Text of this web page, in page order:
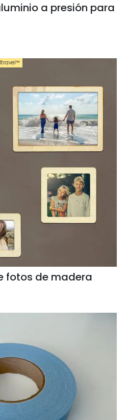
a presión para
fotos de madera